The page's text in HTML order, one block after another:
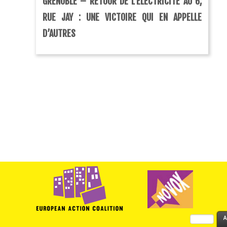
RUE JAY : UNE VICTOIRE QUI EN APPELLE
D’AUTRES
Rechercher :